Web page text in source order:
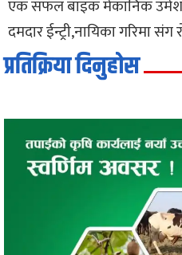
एक सफल बाइक मेकानिक उमेश
दमदार ईन्ट्री,नायिका गरिमा संग
प्रतिक्रिया दिनुहोस